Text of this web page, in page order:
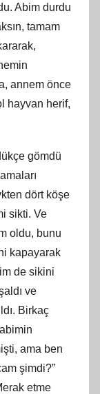
Abim durdu
tamam
annem önce
hayvan herif,
gömdü
dört köşe
sikti. Ve
oldu, bunu
kapayarak
de sikini
ve
Birkaç
ama ben
şimdi?”
etme